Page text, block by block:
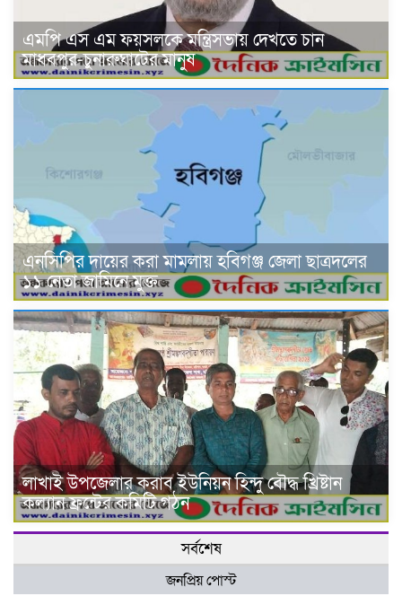
এমপি এস এম ফয়সলকে মন্ত্রিসভায় দেখতে চান
মাধবপুর-চুনারুঘাটের মানুষ
এনসিপির দায়ের করা মামলায় হবিগঞ্জ জেলা ছাত্রদলের
১১ নেতা জামিনে মুক্ত
লাখাই উপজেলার করাব ইউনিয়ন হিন্দু বৌদ্ধ খ্রিষ্টান
কল্যান ফ্রন্টের কমিটি গঠন
সর্বশেষ
জনপ্রিয় পোস্ট